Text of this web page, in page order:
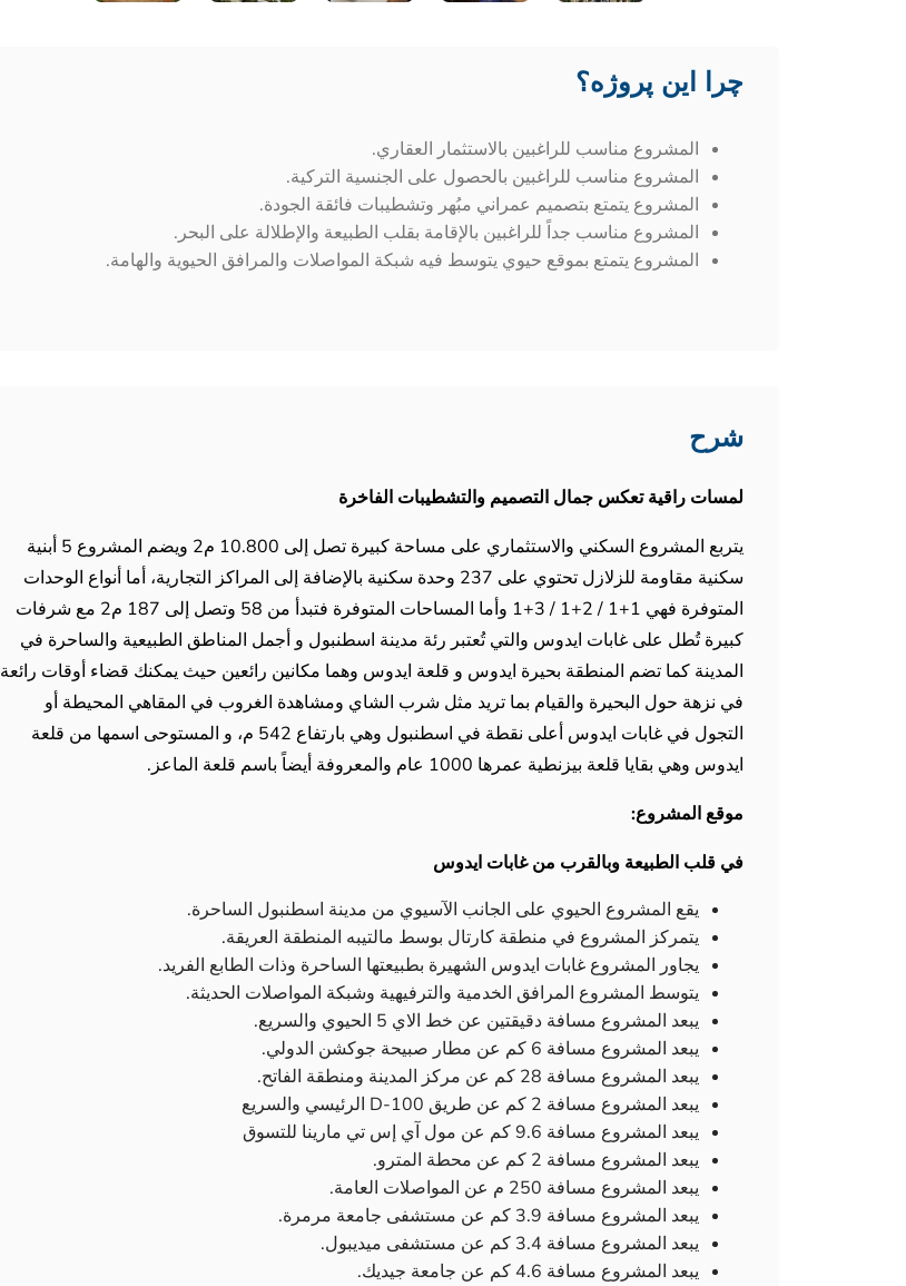
چرا این پروژه؟
المشروع مناسب للراغبين بالاستثمار العقاري.
المشروع مناسب للراغبين بالحصول على الجنسية التركية.
المشروع يتمتع بتصميم عمراني مبُهر وتشطيبات فائقة الجودة.
المشروع مناسب جداً للراغبين بالإقامة بقلب الطبيعة والإطلالة على البحر.
المشروع يتمتع بموقع حيوي يتوسط فيه شبكة المواصلات والمرافق الحيوية والهامة.
شرح
لمسات راقية تعكس جمال التصميم والتشطيبات الفاخرة
يتربع المشروع السكني والاستثماري على مساحة كبيرة تصل إلى 10.800 م2 ويضم المشروع 5 أبنية
سكنية مقاومة للزلازل تحتوي على 237 وحدة سكنية بالإضافة إلى المراكز التجارية، أما أنواع الوحدات
المتوفرة فهي 1+1 / 2+1 / 3+1 وأما المساحات المتوفرة فتبدأ من 58 وتصل إلى 187 م2 مع شرفات
كبيرة تُطل على غابات ايدوس والتي تُعتبر رئة مدينة اسطنبول و أجمل المناطق الطبيعية والساحرة في
المدينة كما تضم المنطقة بحيرة ايدوس و قلعة ايدوس ​​وهما مكانين رائعين حيث يمكنك قضاء أوقات رائعة
في نزهة حول البحيرة والقيام بما تريد مثل شرب الشاي ومشاهدة الغروب في المقاهي المحيطة أو
التجول في غابات ايدوس أعلى نقطة في اسطنبول وهي بارتفاع 542 م، و المستوحى اسمها من قلعة
ايدوس وهي بقايا قلعة بيزنطية عمرها 1000 عام والمعروفة أيضاً باسم قلعة الماعز.
موقع المشروع:
في قلب الطبيعة وبالقرب من غابات ايدوس
يقع المشروع الحيوي على الجانب الآسيوي من مدينة اسطنبول الساحرة.
يتمركز المشروع في منطقة كارتال بوسط مالتيبه المنطقة العريقة.
يجاور المشروع غابات ايدوس الشهيرة بطبيعتها الساحرة وذات الطابع الفريد.
يتوسط المشروع المرافق الخدمية والترفيهية وشبكة المواصلات الحديثة.
يبعد المشروع مسافة دقيقتين عن خط الاي 5 الحيوي والسريع.
يبعد المشروع مسافة 6 كم عن مطار صبيحة جوكشن الدولي.
يبعد المشروع مسافة 28 كم عن مركز المدينة ومنطقة الفاتح.
يبعد المشروع مسافة 2 كم عن طريق D-100 الرئيسي والسريع
يبعد المشروع مسافة 9.6 كم عن مول آي إس تي مارينا للتسوق
يبعد المشروع مسافة 2 كم عن محطة المترو.
يبعد المشروع مسافة 250 م عن المواصلات العامة.
يبعد المشروع مسافة 3.9 كم عن مستشفى جامعة مرمرة.
يبعد المشروع مسافة 3.4 كم عن مستشفى ميديبول.
يبعد المشروع مسافة 4.6 كم عن جامعة جيديك.